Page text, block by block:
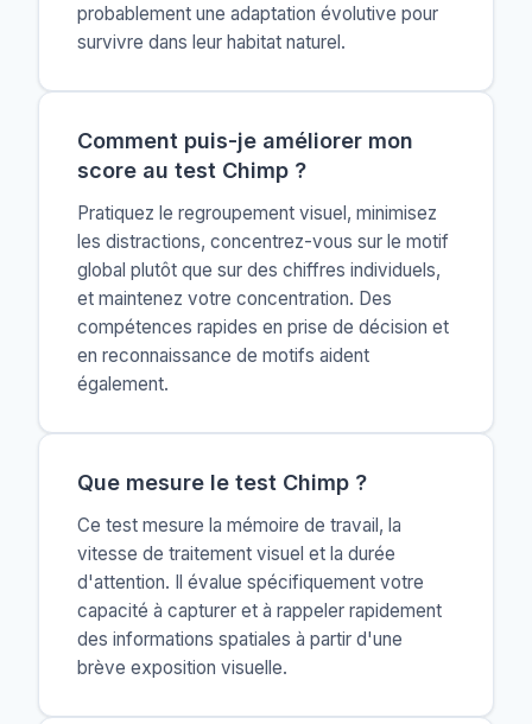
probablement une adaptation évolutive pour
survivre dans leur habitat naturel.
Comment puis-je améliorer mon
score au test Chimp ?
Pratiquez le regroupement visuel, minimisez
les distractions, concentrez-vous sur le motif
global plutôt que sur des chiffres individuels,
et maintenez votre concentration. Des
compétences rapides en prise de décision et
en reconnaissance de motifs aident
également.
Que mesure le test Chimp ?
Ce test mesure la mémoire de travail, la
vitesse de traitement visuel et la durée
d'attention. Il évalue spécifiquement votre
capacité à capturer et à rappeler rapidement
des informations spatiales à partir d'une
brève exposition visuelle.